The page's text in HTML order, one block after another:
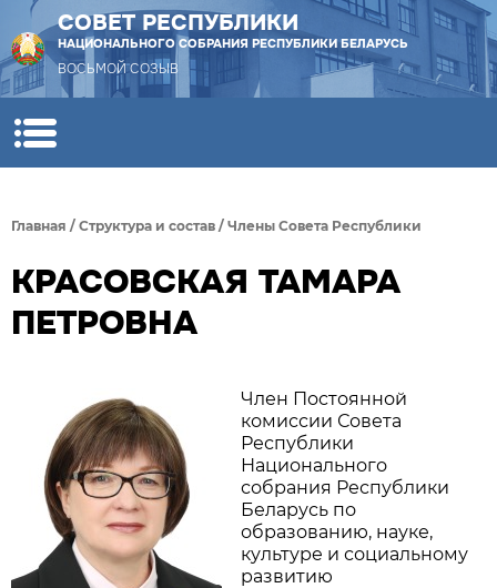
СОВЕТ РЕСПУБЛИКИ
НАЦИОНАЛЬНОГО СОБРАНИЯ РЕСПУБЛИКИ БЕЛАРУСЬ
ВОСЬМОЙ СОЗЫВ
Главная / Структура и состав / Члены Совета Республики
КРАСОВСКАЯ ТАМАРА
ПЕТРОВНА
Член Постоянной
комиссии Совета
Республики
Национального
собрания Республики
Беларусь по
образованию, науке,
культуре и социальному
развитию